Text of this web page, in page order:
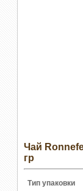
Чай
гр
Тип упаковки